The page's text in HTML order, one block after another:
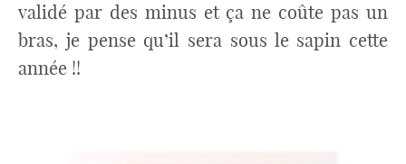
validé par des minus et ça ne coûte pas un
bras, je pense qu’il sera sous le sapin cette
année !!